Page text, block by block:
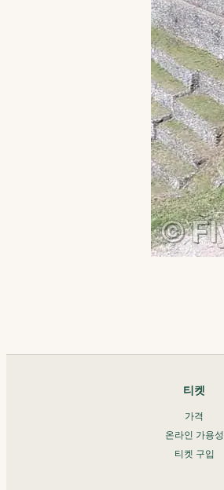
티켓
가격
온라인 가용성
티켓 구입